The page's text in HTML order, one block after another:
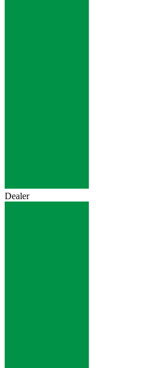
Dealer